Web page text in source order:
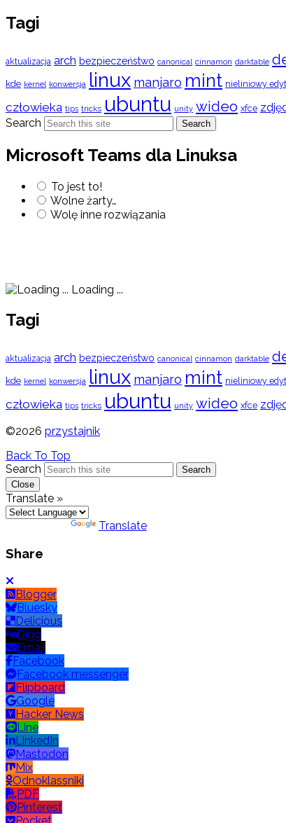
Tagi
aktualizacja arch bezpieczeństwo canonical cinnamon darktable
kde kernel konwersja linux manjaro mint nieliniowy
człowieka tips tricks ubuntu unity wideo xfce
Search Search
Microsoft Teams dla Linuksa
To jest to!
Wolne żarty…
Wolę inne rozwiązania
Loading ...
Tagi
aktualizacja arch bezpieczeństwo canonical cinnamon darktable
kde kernel konwersja linux manjaro mint nieliniowy
człowieka tips tricks ubuntu unity wideo xfce
©2026 przystajnik
Back To Top
Search
Search
Close
Translate »
Translate
Share
Blogger
Bluesky
Delicious
Digg
Email
Facebook
Facebook messenger
Flipboard
Google
Hacker News
Line
LinkedIn
Mastodon
Mix
Odnoklassniki
PDF
Pinterest